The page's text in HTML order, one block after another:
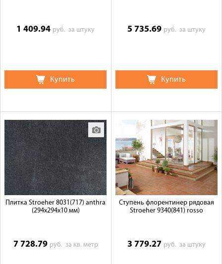
1 409.94 руб.за штуку
Купить
5 735.69 руб. за штуку
Купить
Плитка Stroeher 8031(717) anthra
(294х294х10 мм)
7 728.79 руб. за кв. метр
Ступень флорентинер рядовая
Stroeher 9340(841) rosso
3 779.27 руб. за штуку